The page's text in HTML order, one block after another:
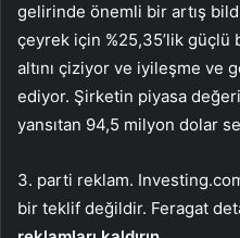
gelirinde önemli bir artış
çeyrek için %25,35’lik güçlü
altını çiziyor ve iyileşme ve
ediyor. Şirketin piyasa
yansıtan 94,5 milyon dolar
3. parti reklam.
bir teklif değildir. Feragat